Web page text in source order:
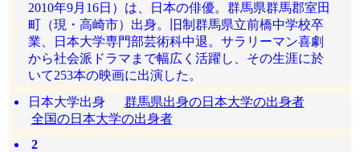
2010年9月16日）は、日本の俳優。群馬県群馬郡室田
町（現・高崎市）出身。旧制群馬県立前橋中学校卒
業、日本大学専門部芸術科中退。サラリーマン喜劇
から社会派ドラマまで幅広く活躍し、その生涯に於
いて253本の映画に出演した。
日本大学出身 群馬県出身の日本大学の出身者
全国の日本大学の出身者
2